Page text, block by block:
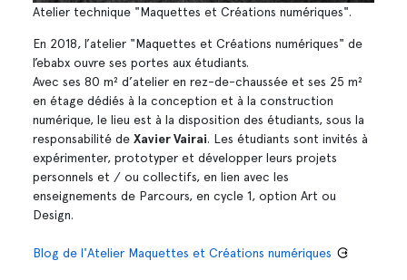
Atelier technique "Maquettes et Créations numériques".
En 2018, l’atelier "Maquettes et Créations numériques" de
l’ebabx ouvre ses portes aux étudiants.
Avec ses 80 m² d’atelier en rez-de-chaussée et ses 25 m²
en étage dédiés à la conception et à la construction
numérique, le lieu est à la disposition des étudiants, sous la
responsabilité de Xavier Vairai. Les étudiants sont invités à
expérimenter, prototyper et développer leurs projets
personnels et / ou collectifs, en lien avec les
enseignements de Parcours, en cycle 1, option Art ou
Design.
Blog de l'Atelier Maquettes et Créations numériques